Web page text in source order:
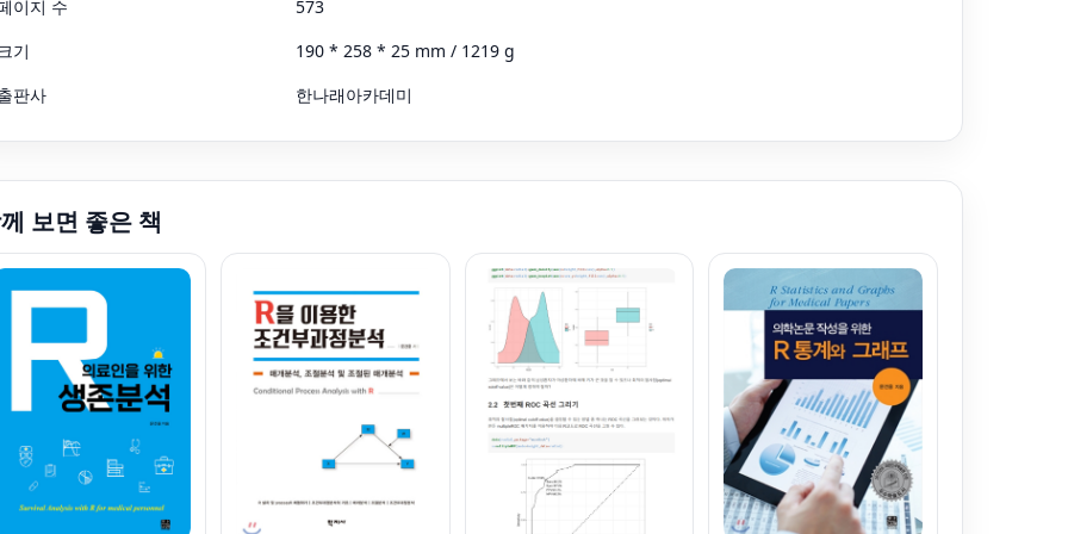
이지 수
573
기
190 * 258 * 25 mm / 1219 g
판사
한나래아카데미
보면 좋은 책